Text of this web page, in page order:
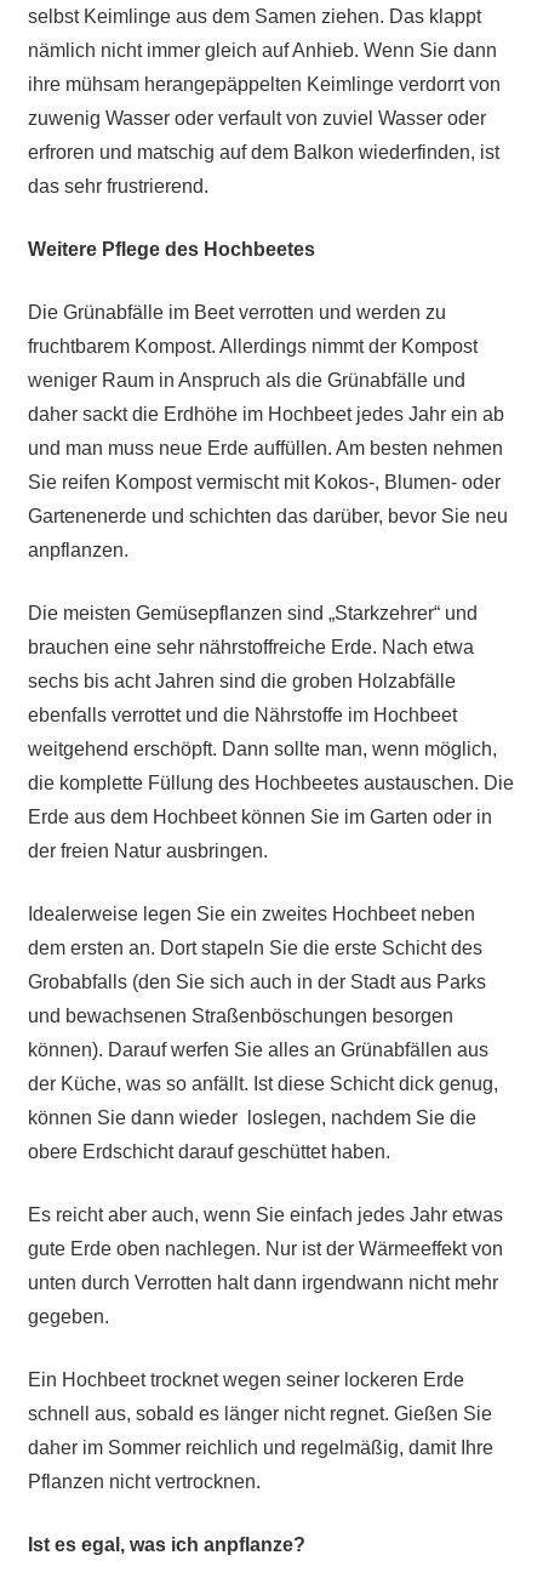
selbst Keimlinge aus dem Samen ziehen. Das klappt
nämlich nicht immer gleich auf Anhieb. Wenn Sie dann
ihre mühsam herangepäppelten Keimlinge verdorrt von
zuwenig Wasser oder verfault von zuviel Wasser oder
erfroren und matschig auf dem Balkon wiederfinden, ist
das sehr frustrierend.
Weitere Pflege des Hochbeetes
Die Grünabfälle im Beet verrotten und werden zu
fruchtbarem Kompost. Allerdings nimmt der Kompost
weniger Raum in Anspruch als die Grünabfälle und
daher sackt die Erdhöhe im Hochbeet jedes Jahr ein ab
und man muss neue Erde auffüllen. Am besten nehmen
Sie reifen Kompost vermischt mit Kokos-, Blumen- oder
Gartenenerde und schichten das darüber, bevor Sie neu
anpflanzen.
Die meisten Gemüsepflanzen sind „Starkzehrer“ und
brauchen eine sehr nährstoffreiche Erde. Nach etwa
sechs bis acht Jahren sind die groben Holzabfälle
ebenfalls verrottet und die Nährstoffe im Hochbeet
weitgehend erschöpft. Dann sollte man, wenn möglich,
die komplette Füllung des Hochbeetes austauschen. Die
Erde aus dem Hochbeet können Sie im Garten oder in
der freien Natur ausbringen.
Idealerweise legen Sie ein zweites Hochbeet neben
dem ersten an. Dort stapeln Sie die erste Schicht des
Grobabfalls (den Sie sich auch in der Stadt aus Parks
und bewachsenen Straßenböschungen besorgen
können). Darauf werfen Sie alles an Grünabfällen aus
der Küche, was so anfällt. Ist diese Schicht dick genug,
können Sie dann wieder loslegen, nachdem Sie die
obere Erdschicht darauf geschüttet haben.
Es reicht aber auch, wenn Sie einfach jedes Jahr etwas
gute Erde oben nachlegen. Nur ist der Wärmeeffekt von
unten durch Verrotten halt dann irgendwann nicht mehr
gegeben.
Ein Hochbeet trocknet wegen seiner lockeren Erde
schnell aus, sobald es länger nicht regnet. Gießen Sie
daher im Sommer reichlich und regelmäßig, damit Ihre
Pflanzen nicht vertrocknen.
Ist es egal, was ich anpflanze?